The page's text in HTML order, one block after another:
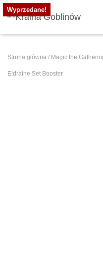
Strona główna / Magic the
Eldraine Set Booster
Wyprzedane!